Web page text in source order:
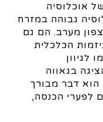
אוכלוסיה
גבוהה במזרח
מערב. הם גם
הכלכלית
לגיוון
בגאווה
הוא דבר מבורך
לפערי הכנסה,